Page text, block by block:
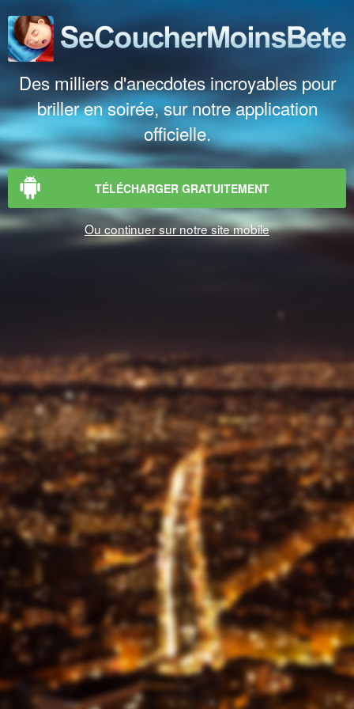
Des milliers d'anecdotes incroyables pour
briller en soirée, sur notre application
officielle.
TÉLÉCHARGER GRATUITEMENT
Ou continuer sur notre site mobile